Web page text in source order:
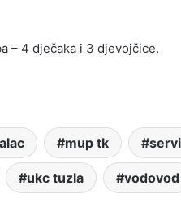
– 4 dječaka i 3 djevojčice.
mup tk
ukc tuzla vodovod